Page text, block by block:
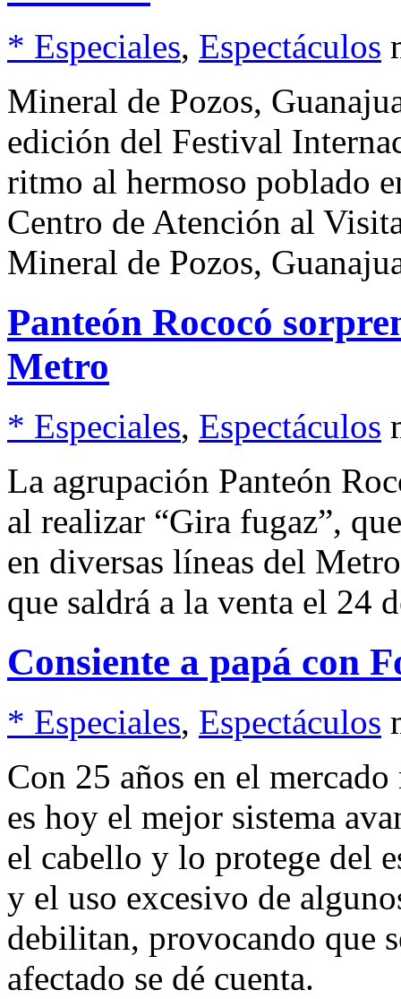
* Especiales, Espectáculos
Mineral de Pozos,
edición del Festival
ritmo al hermoso poblado
Centro de Atención al
Mineral de Pozos,
Panteón Rococó
Metro
* Especiales, Espectáculos
La agrupación Panteón
al realizar “Gira fugaz”,
en diversas líneas del
que saldrá a la venta el 24
Consiente a papá con
* Especiales, Espectáculos
Con 25 años en el
es hoy el mejor sistema
el cabello y lo protege del
y el uso excesivo de
debilitan, provocando que
afectado se dé cuenta.